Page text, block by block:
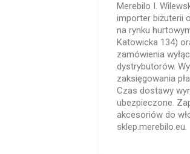
Merebilo I.
importer biżuterii
na rynku
Katowicka 134)
zamówienia
dystrybutorów.
zaksięgowania
Czas dostawy
ubezpieczone.
akcesoriów do
sklep.merebilo.eu.